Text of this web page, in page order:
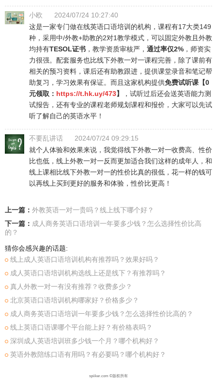
小欧
2024/07/24 10:27:40
这是一家专门做在线英语口语培训的机构，课程有17大类149
种，采用中/外教+助教的2对1教学模式，可以固定外教且外教
均持有TESOL证书 ，教学资质审核严， 通过率仅2% ，师资实
力很强。配套服务也比线下外教一对一课程完善，除了课前有
相关的预习资料，课后还有助教跟进，提供课堂录音和笔记帮
助复习，学习效果有保证。而且这家机构提供免费试听课【0
元领取： https://t.hk.uy/473】
，试听过后还会送英语能力测
试报告，还有专业的课程老师规划课程和报价，大家可以先试
听了解自己的英语水平！
不要乱讲话
2024/07/24 09:29:15
就个人体验和效果来说，我觉得线下外教一对一收费高、性价
比也低，线上外教一对一反而更加适合我们这样的成年人，和
线上课相比线下外教一对一的性价比真的很低，花一样的钱可
以再线上买到更好的服务和体验，性价比更高！
上一篇： 外教英语一对一贵吗？线上线下哪个好？
下一篇： 成人商务英语口语培训一年要多少钱？怎么选择性价比高
的？
猜你会感兴趣的话题:
线上成人英语口语培训机构有推荐吗？效果好吗？
成人英语口语培训机构选线上还是线下？有推荐吗？
真人外教一对一有没有推荐？收费多少？
北京英语口语培训机构哪家好？价格多少？
成人商务英语口语培训一年要多少钱？怎么选择性价比高的？
线上英语口语课哪个平台能上好？有价格表吗？
深圳成人英语培训班多少钱一个月？哪个机构好？
英语外教陪练口语有用吗？有必要吗？哪个机构好？
spiiker.com ©版权所有